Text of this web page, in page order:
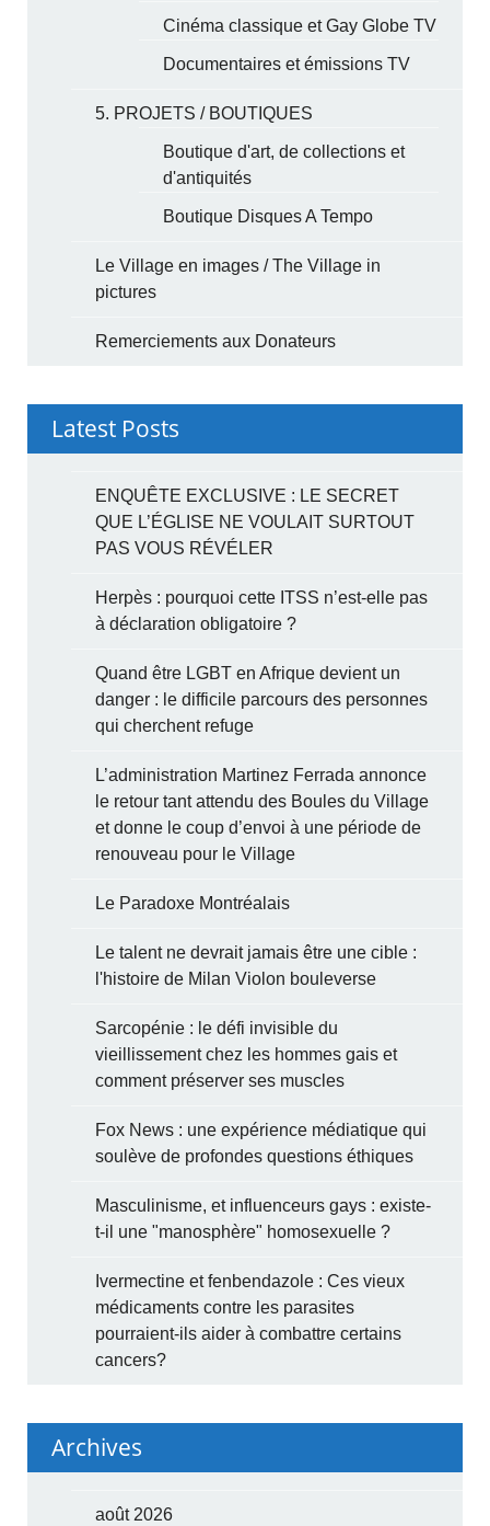
Cinéma classique et Gay Globe TV
Documentaires et émissions TV
5. PROJETS / BOUTIQUES
Boutique d'art, de collections et
d'antiquités
Boutique Disques A Tempo
Le Village en images / The Village in
pictures
Remerciements aux Donateurs
Latest Posts
ENQUÊTE EXCLUSIVE : LE SECRET
QUE L’ÉGLISE NE VOULAIT SURTOUT
PAS VOUS RÉVÉLER
Herpès : pourquoi cette ITSS n’est-elle pas
à déclaration obligatoire ?
Quand être LGBT en Afrique devient un
danger : le difficile parcours des personnes
qui cherchent refuge
L’administration Martinez Ferrada annonce
le retour tant attendu des Boules du Village
et donne le coup d’envoi à une période de
renouveau pour le Village
Le Paradoxe Montréalais
Le talent ne devrait jamais être une cible :
l'histoire de Milan Violon bouleverse
Sarcopénie : le défi invisible du
vieillissement chez les hommes gais et
comment préserver ses muscles
Fox News : une expérience médiatique qui
soulève de profondes questions éthiques
Masculinisme, et influenceurs gays : existe-
t-il une "manosphère" homosexuelle ?
Ivermectine et fenbendazole : Ces vieux
médicaments contre les parasites
pourraient-ils aider à combattre certains
cancers?
Archives
août 2026